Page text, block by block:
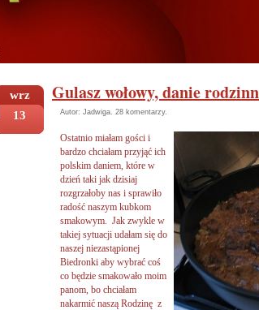
wrz
13
Gulasz wołowy, danie
Autor: Jadwiga. 28 komentarzy.
Ostatnio miałam gości i
bardzo chciałam przyjąć ich
polskim daniem, które w
dzień taki jak dzisiaj
rozgrzałoby nas i sprawiło
radość naszym kubkom
smakowym. Jak zwykle w
takiej sytuacji udałam się do
naszej niezastąpionej
Biedronki aby wybrać coś
co będzie smakowało moim
panom, bo chciałam
nakarmić naszą Rodzinę z